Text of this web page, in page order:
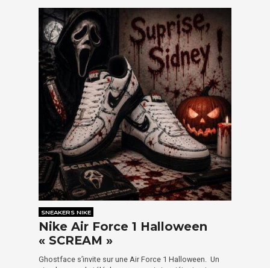
SNEAKERS NIKE
Nike Air Force 1 Halloween
« SCREAM »
Ghostface s’invite sur une Air Force 1 Halloween. Un